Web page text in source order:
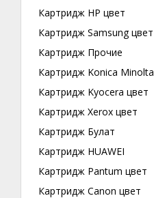
Картридж HP цвет
Картридж Samsung цвет
Картридж Прочие
Картридж Konica Minolta
Картридж Kyocera цвет
Картридж Xerox цвет
Картридж Булат
Картридж HUAWEI
Картридж Pantum цвет
Картридж Canon цвет